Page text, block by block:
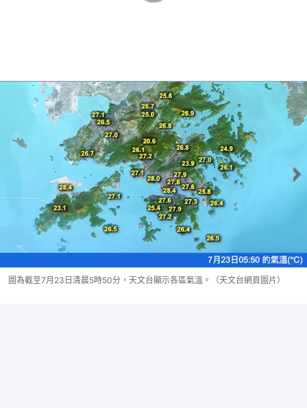
圖為截至7月23日清晨5時50分，天文台顯示各區氣溫。（天文台網頁圖片）